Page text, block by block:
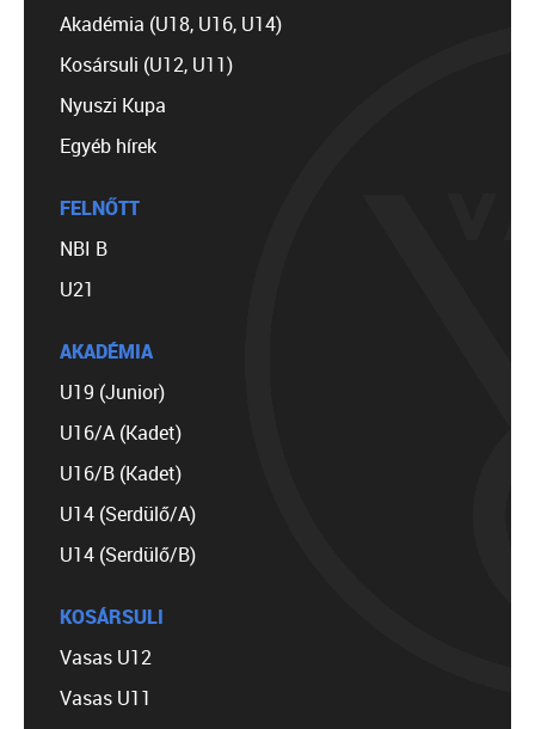
Akadémia (U18, U16, U14)
Kosársuli (U12, U11)
Nyuszi Kupa
Egyéb hírek
FELNŐTT
NBI B
U21
AKADÉMIA
U19 (Junior)
U16/A (Kadet)
U16/B (Kadet)
U14 (Serdülő/A)
U14 (Serdülő/B)
KOSÁRSULI
Vasas U12
Vasas U11